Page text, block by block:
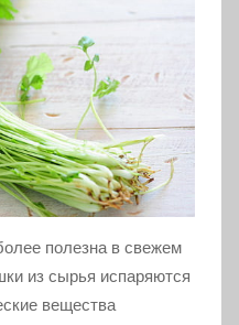
полезна в свежем
из сырья испаряются
вещества